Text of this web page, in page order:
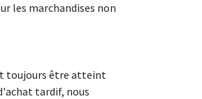
les marchandises non
toujours être atteint
tardif, nous